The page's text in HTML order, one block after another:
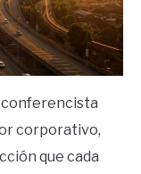
conferencista
corporativo,
que cada